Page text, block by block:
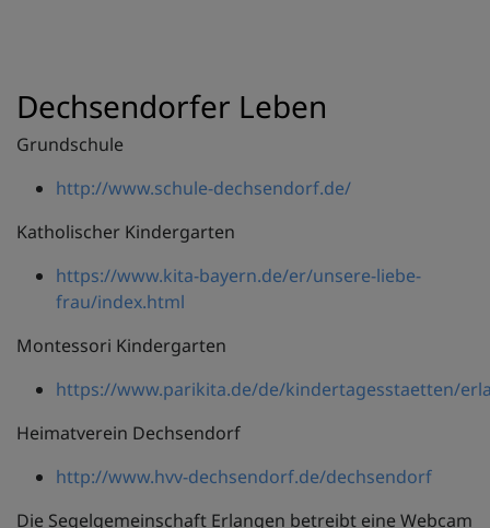
Dechsendorfer Leben
Grundschule
http://www.schule-dechsendorf.de/
Katholischer Kindergarten
https://www.kita-bayern.de/er/unsere-liebe-
frau/index.html
Montessori Kindergarten
https://www.parikita.de/de/kindertagesstaetten/
Heimatverein Dechsendorf
http://www.hvv-dechsendorf.de/dechsendorf
Die Segelgemeinschaft Erlangen betreibt eine Webcam